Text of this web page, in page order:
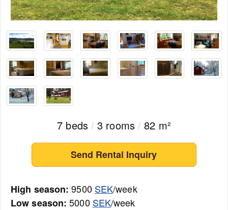
7 beds / 3 rooms / 82 m²
Send Rental Inquiry
High season: 9500 SEK/week
Low season: 5000 SEK/week